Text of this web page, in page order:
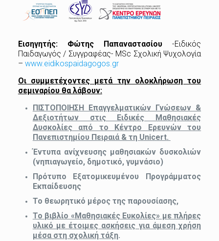
Εισηγητής: Φώτης Παπαναστασίου -Ειδικός
Παιδαγωγός / Συγγραφέας- MSc Σχολική Ψυχολογία
– www.eidikospaidagogos.gr
Οι συμμετέχοντες μετά την ολοκλήρωση του
σεμιναρίου θα λάβουν:
ΠΙΣΤΟΠΟΙΗΣΗ Επαγγελματικών Γνώσεων &
Δεξιοτήτων στις Ειδικές Μαθησιακές
Δυσκολίες από το Κέντρο Ερευνών του
Πανεπιστημίου Πειραιά & τη Unicert.
Έντυπα ανίχνευσης μαθησιακών δυσκολιών
(νηπιαγωγείο, δημοτικό, γυμνάσιο)
Πρότυπο Εξατομικευμένου Προγράμματος
Εκπαίδευσης
Το θεωρητικό μέρος της παρουσίασης,
Το βιβλίο «Μαθησιακές Ευκολίες» με πλήρες
υλικό με έτοιμες ασκήσεις για άμεση χρήση
μέσα στη σχολική τάξη.